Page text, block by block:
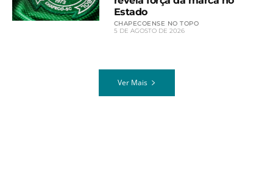
Estado
CHAPECOENSE NO TOPO
5 DE AGOSTO DE 2026
Ver Mais